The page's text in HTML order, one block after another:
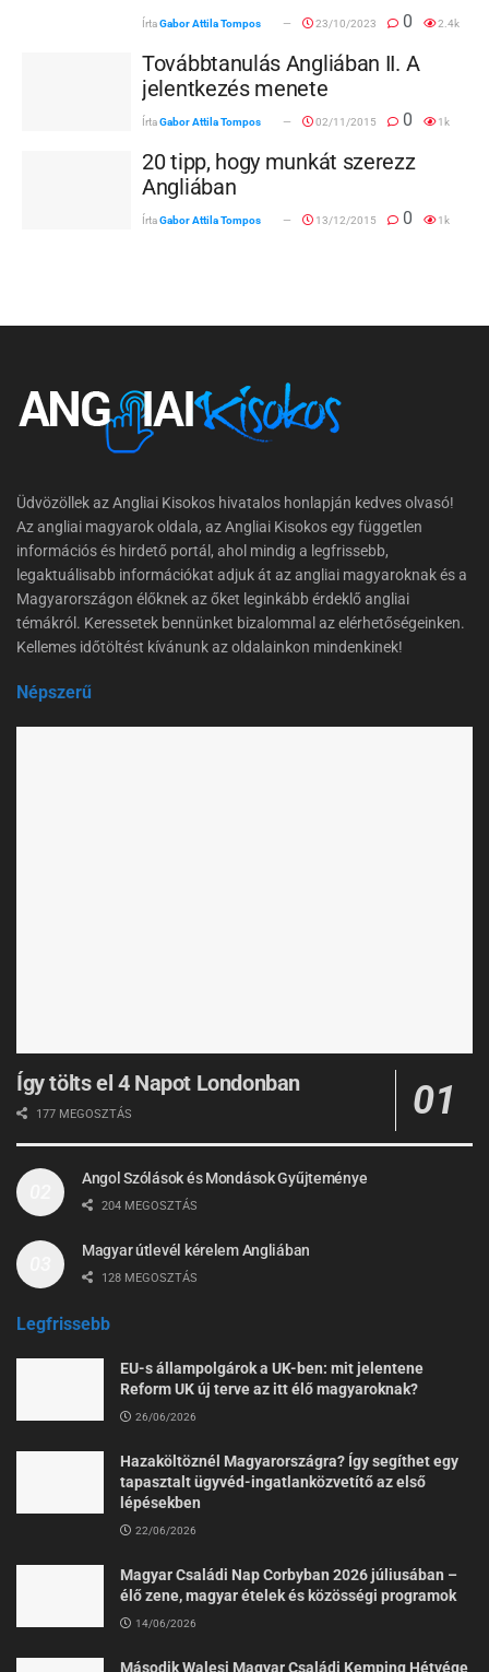
ÍrtaGabor Attila Tompos 23/10/2023 0 2.4k
Továbbtanulás Angliában II. A
jelentkezés menete
ÍrtaGabor Attila Tompos 02/11/2015 0 1k
20 tipp, hogy munkát szerezz
Angliában
ÍrtaGabor Attila Tompos 13/12/2015 0 1k
Üdvözöllek az Angliai Kisokos hivatalos honlapján kedves olvasó!
Az angliai magyarok oldala, az Angliai Kisokos egy független
információs és hirdető portál, ahol mindig a legfrissebb,
legaktuálisabb információkat adjuk át az angliai magyaroknak és a
Magyarországon élőknek az őket leginkább érdeklő angliai
témákról. Keressetek bennünket bizalommal az elérhetőségeinken.
Kellemes időtöltést kívánunk az oldalainkon mindenkinek!
Népszerű
Így tölts el 4 Napot Londonban
177 MEGOSZTÁS
Angol Szólások és Mondások Gyűjteménye
204 MEGOSZTÁS
Magyar útlevél kérelem Angliában
128 MEGOSZTÁS
Legfrissebb
EU-s állampolgárok a UK-ben: mit jelentene
Reform UK új terve az itt élő magyaroknak?
26/06/2026
Hazaköltöznél Magyarországra? Így segíthet egy
tapasztalt ügyvéd-ingatlanközvetítő az első
lépésekben
22/06/2026
Magyar Családi Nap Corbyban 2026 júliusában –
élő zene, magyar ételek és közösségi programok
14/06/2026
Második Walesi Magyar Családi Kemping Hétvége